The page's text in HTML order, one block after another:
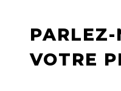
PARLEZ-
VOTRE